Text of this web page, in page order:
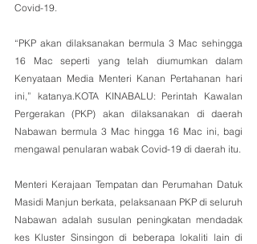
Covid-19.
“PKP akan dilaksanakan bermula 3 Mac sehingga
16 Mac seperti yang telah diumumkan dalam
Kenyataan Media Menteri Kanan Pertahanan hari
ini,” katanya.KOTA KINABALU: Perintah Kawalan
Pergerakan (PKP) akan dilaksanakan di daerah
Nabawan bermula 3 Mac hingga 16 Mac ini, bagi
mengawal penularan wabak Covid-19 di daerah itu.
Menteri Kerajaan Tempatan dan Perumahan Datuk
Masidi Manjun berkata, pelaksanaan PKP di seluruh
Nabawan adalah susulan peningkatan mendadak
kes Kluster Sinsingon di beberapa lokaliti lain di